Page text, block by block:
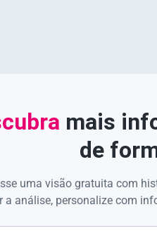
mais
de
uma visão gratuita com
a análise, personalize com